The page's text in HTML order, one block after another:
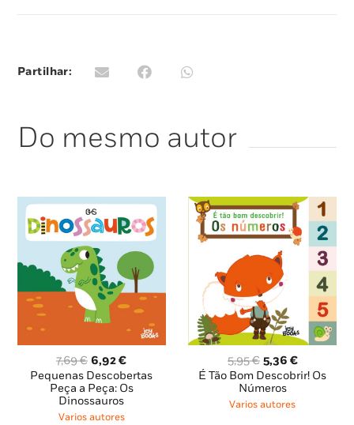
Partilhar:
Do mesmo autor
7,69€ O
preço
original
era:
7,69 €.
6,92€O
preço
atual
Pequenas Descobertas
Peça a Peça: Os
Dinossauros
Varios autores
5,95€ O
preço
original
era:
5,36 €O
preço
É Tão Bom Descobrir! Os
Números
Varios autores